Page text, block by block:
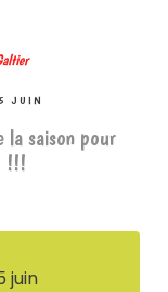
JUIN
la saison pour
!!!
juin